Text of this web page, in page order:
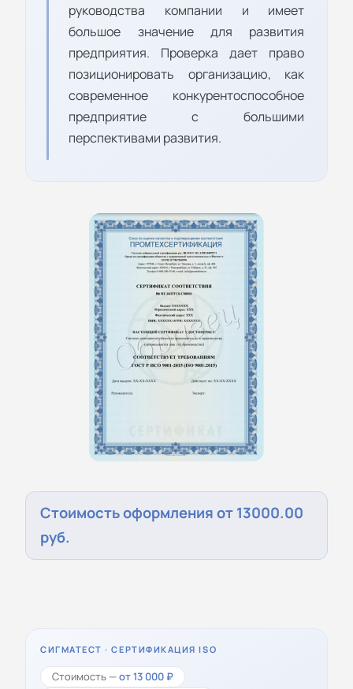
руководства компании и имеет
большое значение для развития
предприятия. Проверка дает право
позиционировать организацию, как
современное конкурентоспособное
предприятие с большими
перспективами развития.
Стоимость оформления от 13000.00
руб.
СИГМАТЕСТ · СЕРТИФИКАЦИЯ ISO
Стоимость —от 13 000 ₽